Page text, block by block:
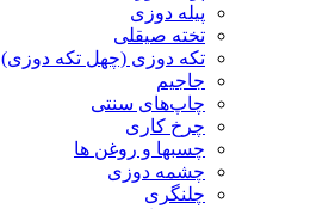
پیله دوزی
تخته صیقلی
تکه دوزی (چهل تکه دوزی)
جاجیم
چاپ‌های سنتی
چرخ کاری
چسبها و روغن ها
چشمه دوزی
چلنگری